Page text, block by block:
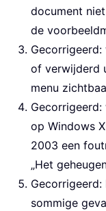
document
de
of verwijderd
menu
op Windows
2003 een
„Het
sommige